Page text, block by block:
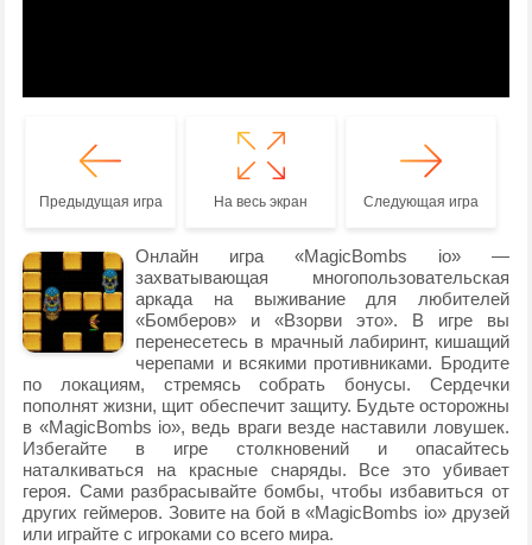
Предыдущая игра На весь экран Следующая игра
Онлайн игра «MagicBombs io» —
захватывающая многопользовательская
аркада на выживание для любителей
«Бомберов» и «Взорви это». В игре вы
перенесетесь в мрачный лабиринт, кишащий
черепами и всякими противниками. Бродите
по локациям, стремясь собрать бонусы. Сердечки
пополнят жизни, щит обеспечит защиту. Будьте осторожны
в «MagicBombs io», ведь враги везде наставили ловушек.
Избегайте в игре столкновений и опасайтесь
наталкиваться на красные снаряды. Все это убивает
героя. Сами разбрасывайте бомбы, чтобы избавиться от
других геймеров. Зовите на бой в «MagicBombs io» друзей
или играйте с игроками со всего мира.